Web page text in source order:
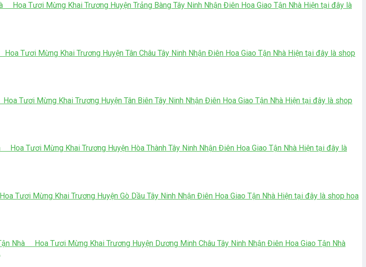
Hoa Tươi Mừng Khai Trương Huyện Trảng Bàng Tây Ninh Nhận Điên Hoa Giao Tận Nhà Hiện tại đây là
Tươi Mừng Khai Trương Huyện Tân Châu Tây Ninh Nhận Điên Hoa Giao Tận Nhà Hiện tại đây là shop
Tươi Mừng Khai Trương Huyện Tân Biên Tây Ninh Nhận Điên Hoa Giao Tận Nhà Hiện tại đây là shop
Tươi Mừng Khai Trương Huyện Hòa Thành Tây Ninh Nhận Điên Hoa Giao Tận Nhà Hiện tại đây là
Tươi Mừng Khai Trương Huyện Gò Dầu Tây Ninh Nhận Điên Hoa Giao Tận Nhà Hiện tại đây là shop hoa
Nhà Hoa Tươi Mừng Khai Trương Huyện Dương Minh Châu Tây Ninh Nhận Điên Hoa Giao Tận Nhà